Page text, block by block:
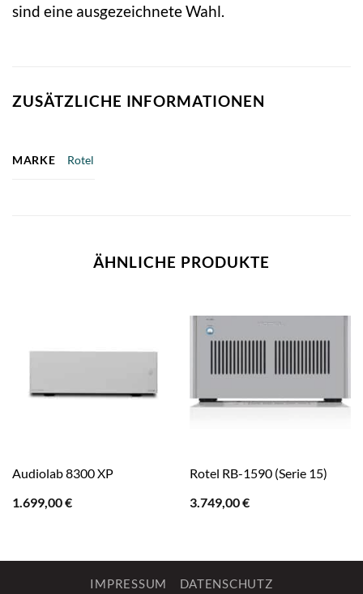
sind eine ausgezeichnete Wahl.
ZUSÄTZLICHE INFORMATIONEN
MARKE Rotel
ÄHNLICHE PRODUKTE
Audiolab 8300 XP
1.699,00€
Rotel RB-1590 (Serie 15)
3.749,00€
IMPRESSUM DATENSCHUTZ